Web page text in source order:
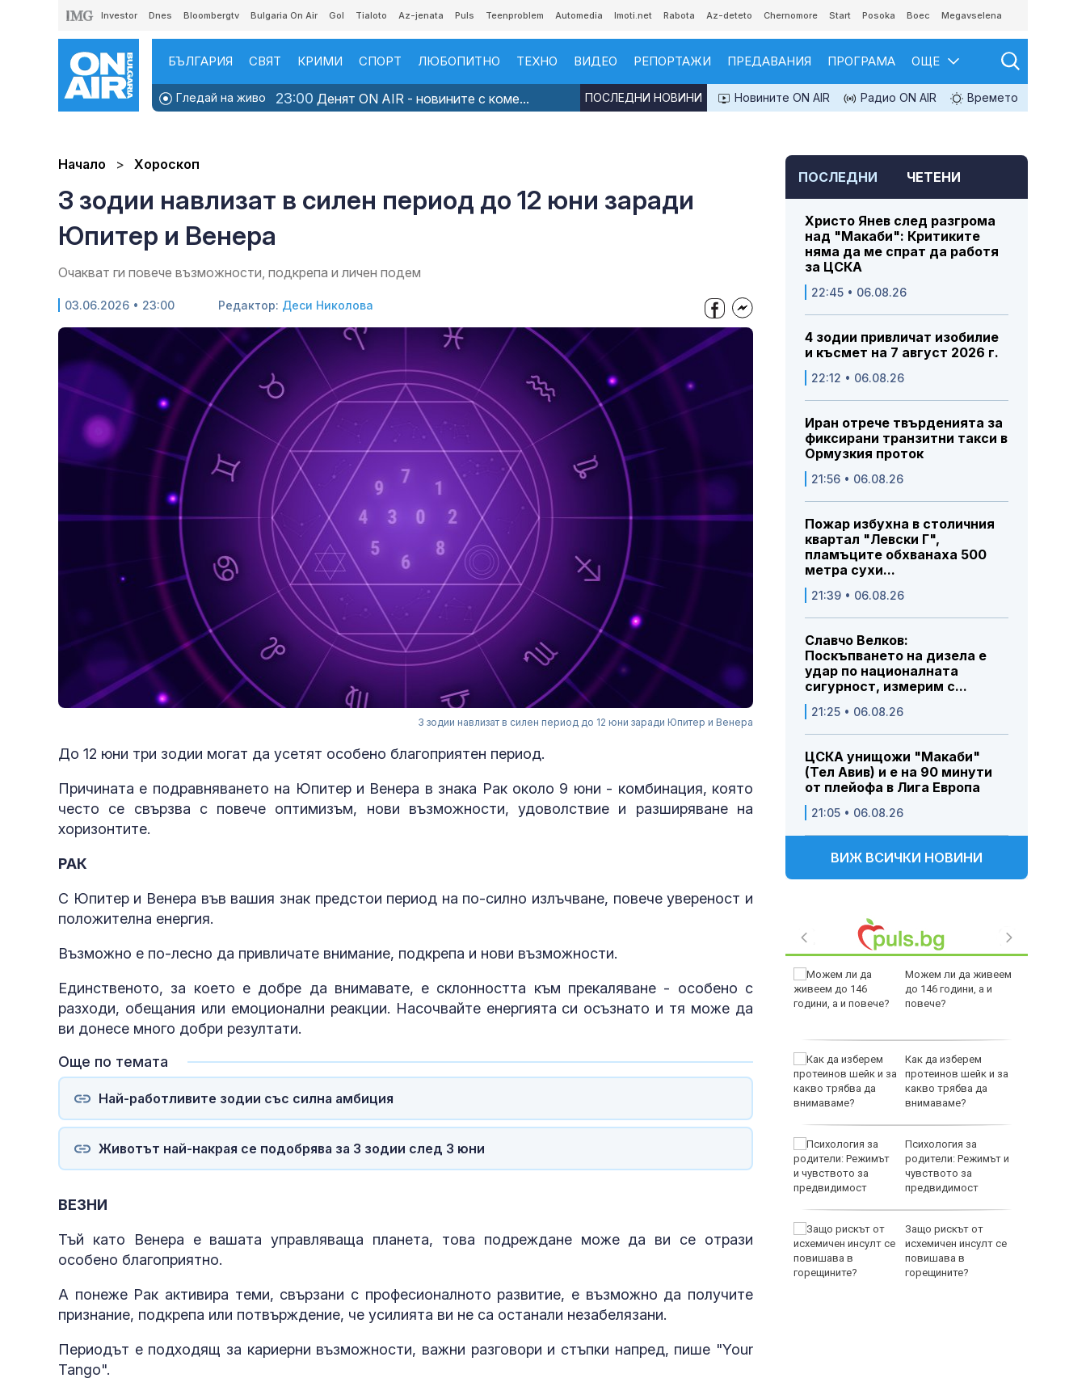
Investor Dnes Bloombergtv Bulgaria On Air Gol Tialoto Az-jenata Puls Teenproblem Automedia Imoti.net Rabota Az-deteto Chernomore Start Posoka Boec Megavselena
БЪЛГАРИЯ СВЯТ КРИМИ СПОРТ ЛЮБОПИТНО ТЕХНО ВИДЕО РЕПОРТАЖИ ПРЕДАВАНИЯ ПРОГРАМА ОЩЕ
Гледай на живо 23:00 Денят ON AIR - новините с коме... Новините ON AIR Радио ON AIR Времето
ПОСЛЕДНИ НОВИНИ
Начало Хороскоп
3 зодии навлизат в силен период до 12 юни заради
Юпитер и Венера
Очакват ги повече възможности, подкрепа и личен подем
03.06.2026 • 23:00 Редактор: Деси Николова
3 зодии навлизат в силен период до 12 юни заради Юпитер и Венера
До 12 юни три зодии могат да усетят особено благоприятен период.
Причината е подравняването на Юпитер и Венера в знака Рак около 9 юни - комбинация, която
често се свързва с повече оптимизъм, нови възможности, удоволствие и разширяване на
хоризонтите.
РАК
С Юпитер и Венера във вашия знак предстои период на по-силно излъчване, повече увереност и
положителна енергия.
Възможно е по-лесно да привличате внимание, подкрепа и нови възможности.
Единственото, за което е добре да внимавате, е склонността към прекаляване - особено с
разходи, обещания или емоционални реакции. Насочвайте енергията си осъзнато и тя може да
ви донесе много добри резултати.
Още по темата
Най-работливите зодии със силна амбиция
Животът най-накрая се подобрява за 3 зодии след 3 юни
ВЕЗНИ
Тъй като Венера е вашата управляваща планета, това подреждане може да ви се отрази
особено благоприятно.
А понеже Рак активира теми, свързани с професионалното развитие, е възможно да получите
признание, подкрепа или потвърждение, че усилията ви не са останали незабелязани.
Периодът е подходящ за кариерни възможности, важни разговори и стъпки напред, пише "Your
Tango".
ПОСЛЕДНИ ЧЕТЕНИ
Христо Янев след разгрома
над "Макаби": Критиките
няма да ме спрат да работя
за ЦСКА
22:45 • 06.08.26
4 зодии привличат изобилие
и късмет на 7 август 2026 г.
22:12 • 06.08.26
Иран отрече твърденията за
фиксирани транзитни такси в
Ормузкия проток
21:56 • 06.08.26
Пожар избухна в столичния
квартал "Левски Г",
пламъците обхванаха 500
метра сухи...
21:39 • 06.08.26
Славчо Велков:
Поскъпването на дизела е
удар по националната
сигурност, измерим с...
21:25 • 06.08.26
ЦСКА унищожи "Макаби"
(Тел Авив) и е на 90 минути
от плейофа в Лига Европа
21:05 • 06.08.26
ВИЖ ВСИЧКИ НОВИНИ
в “месомелачката”
руски войник облечен
в рокля (ВИДЕО 16+)
Китай тества Z-10 за
опасни мисии:
полети под радара
превърнаха в един
бански в басейна за
Можем ли да живеем
до 146 години, а и
повече?
Как да изберем
протеинов шейк и за
какво трябва да
внимаваме?
Психология за
родители: Режимът и
чувството за
предвидимост
Защо рискът от
исхемичен инсулт се
повишава в
горещините?